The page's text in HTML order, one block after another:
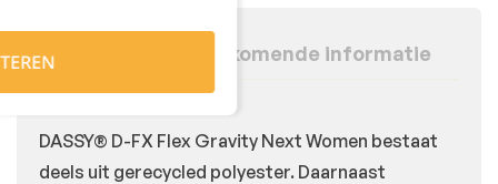
Beschrijving Bijkomende informatie
DASSY® D-FX Flex Gravity Next Women bestaat
deels uit gerecycled polyester. Daarnaast